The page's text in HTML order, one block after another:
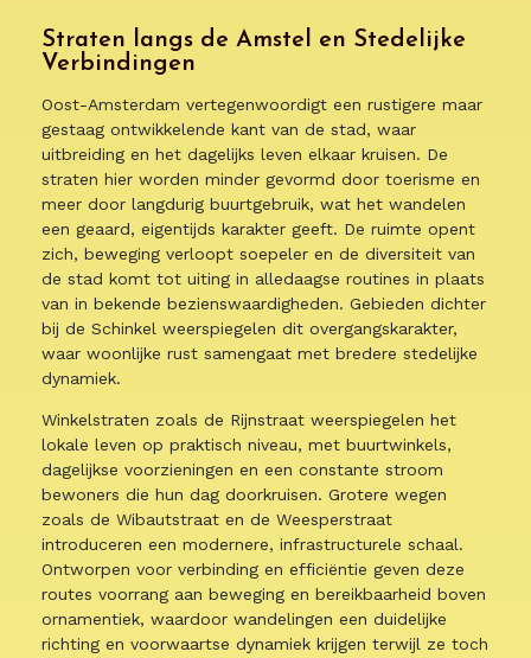
Straten langs de Amstel en Stedelijke
Verbindingen
Oost-Amsterdam vertegenwoordigt een rustigere maar
gestaag ontwikkelende kant van de stad, waar
uitbreiding en het dagelijks leven elkaar kruisen. De
straten hier worden minder gevormd door toerisme en
meer door langdurig buurtgebruik, wat het wandelen
een geaard, eigentijds karakter geeft. De ruimte opent
zich, beweging verloopt soepeler en de diversiteit van
de stad komt tot uiting in alledaagse routines in plaats
van in bekende bezienswaardigheden. Gebieden dichter
bij de Schinkel weerspiegelen dit overgangskarakter,
waar woonlijke rust samengaat met bredere stedelijke
dynamiek.
Winkelstraten zoals de Rijnstraat weerspiegelen het
lokale leven op praktisch niveau, met buurtwinkels,
dagelijkse voorzieningen en een constante stroom
bewoners die hun dag doorkruisen. Grotere wegen
zoals de Wibautstraat en de Weesperstraat
introduceren een modernere, infrastructurele schaal.
Ontworpen voor verbinding en efficiëntie geven deze
routes voorrang aan beweging en bereikbaarheid boven
ornamentiek, waardoor wandelingen een duidelijke
richting en voorwaartse dynamiek krijgen terwijl ze toch